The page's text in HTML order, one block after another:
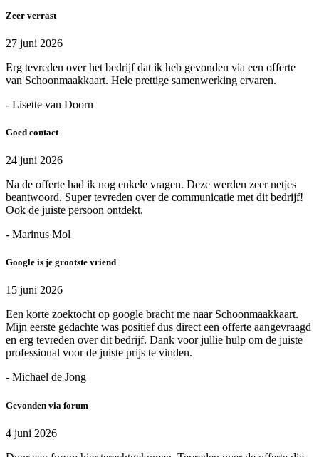
Zeer verrast
27 juni 2026
Erg tevreden over het bedrijf dat ik heb gevonden via een offerte
van Schoonmaakkaart. Hele prettige samenwerking ervaren.
- Lisette van Doorn
Goed contact
24 juni 2026
Na de offerte had ik nog enkele vragen. Deze werden zeer netjes
beantwoord. Super tevreden over de communicatie met dit bedrijf!
Ook de juiste persoon ontdekt.
- Marinus Mol
Google is je grootste vriend
15 juni 2026
Een korte zoektocht op google bracht me naar Schoonmaakkaart.
Mijn eerste gedachte was positief dus direct een offerte aangevraagd
en erg tevreden over dit bedrijf. Dank voor jullie hulp om de juiste
professional voor de juiste prijs te vinden.
- Michael de Jong
Gevonden via forum
4 juni 2026